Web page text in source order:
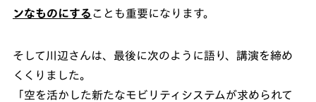
ンなものにする ことも重要になります。
そして川辺さんは、最後に次のように語り、講演を締め
くくりました。
「空を活かした新たなモビリティシステムが求められて